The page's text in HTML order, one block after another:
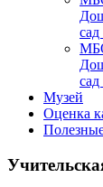
сад
Музей
Оценка